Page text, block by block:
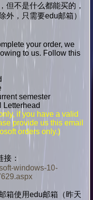
不是什么都能买的，
外，只需要edu邮箱）
your order, we
to us. Follow this
semester
if you have a valid
provide us this email
orders only.)
：
windows-10-
箱使用edu邮箱（昨天